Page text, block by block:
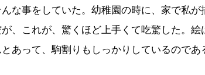
な事をしていた。幼稚園の時に、家で私が
、これが、驚くほど上手くて吃驚した。絵
あって、駒割りもしっかりしているのであ